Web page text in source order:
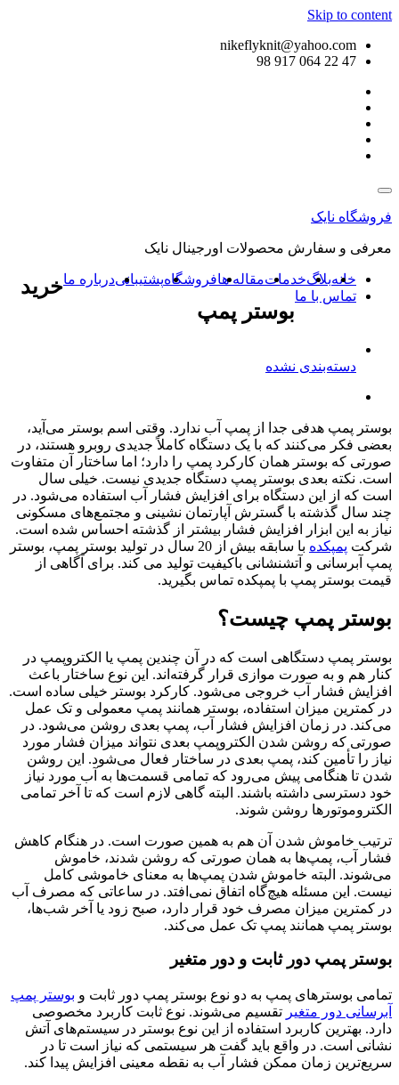
Skip to content
nikeflyknit@yahoo.com
47 22 064 917 98
فروشگاه نایک
معرفی و سفارش محصولات اورجینال نایک
خانهبلاگخدماتمقاله هافروشگاهپشتیبانیدرباره ما
تماس با ما
خرید
بوستر پمپ
دسته‌بندی نشده
بوستر پمپ هدفی جدا از پمپ آب ندارد. وقتی اسم بوستر می‌آید،
بعضی فکر می‌کنند که با یک دستگاه کاملاً جدیدی روبرو هستند، در
صورتی که بوستر همان کارکرد پمپ را دارد؛ اما ساختار آن متفاوت
است. نکته بعدی بوستر پمپ دستگاه جدیدی نیست. خیلی سال
است که از این دستگاه برای افزایش فشار آب استفاده می‌شود. در
چند سال گذشته با گسترش آپارتمان نشینی و مجتمع‌های مسکونی
نیاز به این ابزار افزایش فشار بیشتر از گذشته احساس شده است.
شرکت پمپکده
با سابقه بیش از 20 سال در تولید بوستر پمپ، بوستر
پمپ آبرسانی و آتشنشانی باکیفیت تولید می کند. برای آگاهی از
قیمت بوستر پمپ با پمپکده تماس بگیرید.
بوستر پمپ چیست؟
بوستر پمپ دستگاهی است که در آن چندین پمپ یا الکتروپمپ در
کنار هم و به صورت موازی قرار گرفته‌اند. این نوع ساختار باعث
افزایش فشار آب خروجی می‌شود. کارکرد بوستر خیلی ساده است.
در کمترین میزان استفاده، بوستر همانند پمپ معمولی و تک عمل
می‌کند. در زمان افزایش فشار آب، پمپ بعدی روشن می‌شود. در
صورتی که روشن شدن الکتروپمپ بعدی نتواند میزان فشار مورد
نیاز را تأمین کند، پمپ بعدی در ساختار فعال می‌شود. این روشن
شدن تا هنگامی پیش می‌رود که تمامی قسمت‌ها به آب مورد نیاز
خود دسترسی داشته باشند. البته گاهی لازم است که تا آخر تمامی
الکتروموتورها روشن شوند.
ترتیب خاموش شدن آن هم به همین صورت است. در هنگام کاهش
فشار آب، پمپ‌ها به همان صورتی که روشن شدند، خاموش
می‌شوند. البته خاموش شدن پمپ‌ها به معنای خاموشی کامل
نیست. این مسئله هیچ‌گاه اتفاق نمی‌افتد. در ساعاتی که مصرف آب
در کمترین میزان مصرف خود قرار دارد، صبح زود یا آخر شب‌ها،
بوستر پمپ همانند پمپ تک عمل می‌کند.
بوستر پمپ دور ثابت و دور متغیر
تمامی بوسترهای پمپ به دو نوع بوستر پمپ دور ثابت و بوستر پمپ
آبرسانی دور متغیر تقسیم می‌شوند. نوع ثابت کاربرد مخصوصی
دارد. بهترین کاربرد استفاده از این نوع بوستر در سیستم‌های آتش
نشانی است. در واقع باید گفت هر سیستمی که نیاز است تا در
سریع‌ترین زمان ممکن فشار آب به نقطه معینی افزایش پیدا کند.